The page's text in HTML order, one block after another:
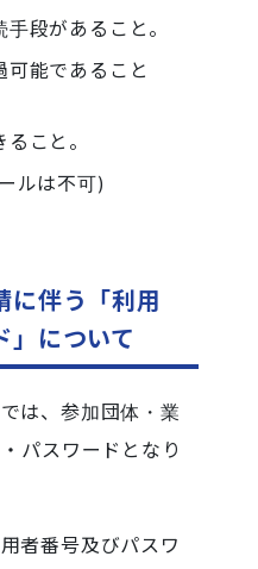
段があること。
可能であること
こと。
ルは不可)
に伴う「利用
」について
は、参加団体・業
パスワードとなり
者番号及びパスワ